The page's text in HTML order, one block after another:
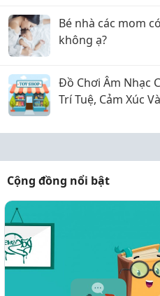
Bé nhà các mom
không ạ?
Đồ Chơi Âm Nhạc
Trí Tuệ, Cảm Xúc
Cộng đồng nổi bật